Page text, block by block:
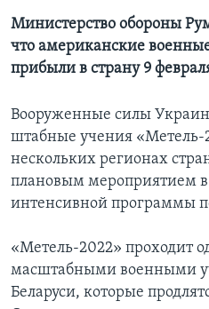
Языки
Министерство обороны
что американские
прибыли в страну 9
Вооруженные силы
штабные учения «Метель-
нескольких регионах
плановым мероприятием
интенсивной программы
«Метель-2022» проходит
масштабными военными
Беларуси, которые